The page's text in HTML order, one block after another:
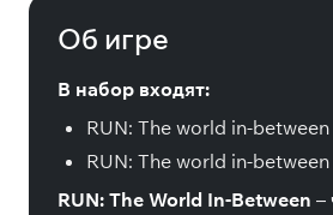
Об игре
В набор входят:
RUN: The world in-between
RUN: The world in-
RUN: The World In-Between –